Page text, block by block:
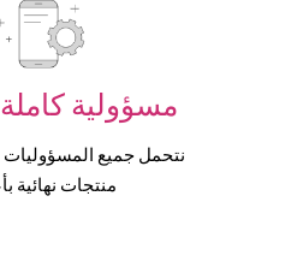
مسؤولية
نتحمل جميع
منتجات نهائية